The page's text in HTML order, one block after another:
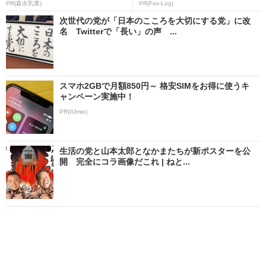
PR(森永乳業) PR(Fav-Log)
次世代の党が「日本のこころを大切にする党」に改
名 Twitterで「長い」の声 ...
スマホ2GBで月額850円～ 格安SIMをお得に使うキ
ャンペーン実施中！
PR(IIJmio)
生活の党と山本太郎となかまたちが新ポスターを公
開 完全にコラ画像だこれ | ねと...